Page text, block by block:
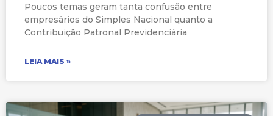
Poucos temas geram tanta confusão entre
empresários do Simples Nacional quanto a
Contribuição Patronal Previdenciária
LEIA MAIS »